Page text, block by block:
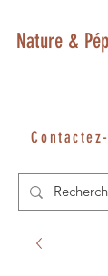
Nature &